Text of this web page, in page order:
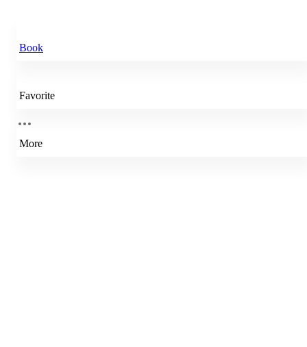
Book
Favorite
More